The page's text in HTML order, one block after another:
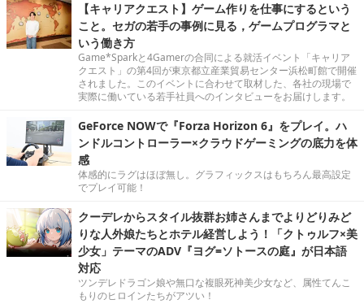
【キャリアクエスト】ゲーム作りを仕事にするという
こと。セガの若手の事例に見る，ゲームプログラマと
いう働き方
Game*Sparkと4Gamerの合同による就活イベント「キャリア
クエスト」の第4回が東京都立産業貿易センター浜松町館で開催
されました。このイベントに合わせて取材した、各社の現場で
実際に働いている若手社員へのインタビューをお届けします。
GeForce NOWで『Forza Horizon 6』をプレイ。ハ
ンドルコントローラー×クラウドゲーミングの底力を体
感
体感的にラグはほぼ無し。グラフィックスはもちろん最高設定
でプレイ可能！
クーデレからスタイル抜群お姉さんまでよりどりみど
りな人外娘たちとホテル経営しよう！「クトゥルフ×美
少女」テーマのADV『ヨグ=ソトースの庭』が日本語
対応
ツンデレドラゴン娘や無口な複眼死神美少女など、属性てんこ
もりのヒロインたちがアツい！